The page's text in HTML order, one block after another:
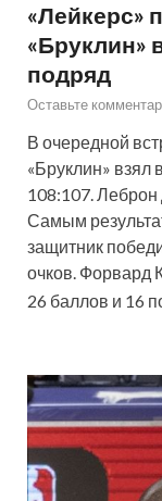
«Лейкерс»
«Бруклин»
подряд
Оставьте
В очередной
«Бруклин» взял
108:107.
Самым
защитник
очков. Форвард
26 баллов и 16